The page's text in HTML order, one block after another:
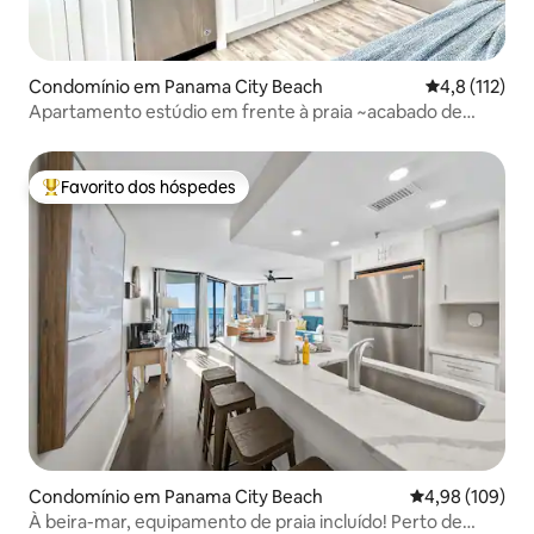
Condomínio em Panama City Beach
4,8 (112)
Apartamento estúdio em frente à praia ~acabado de
Favoritos dos hóspedes mais apreciados
Favorito dos hóspedes
Condomínio em Panama City Beach Classificação
4,98 (109)
À beira-mar, equipamento de praia incluído! Perto de